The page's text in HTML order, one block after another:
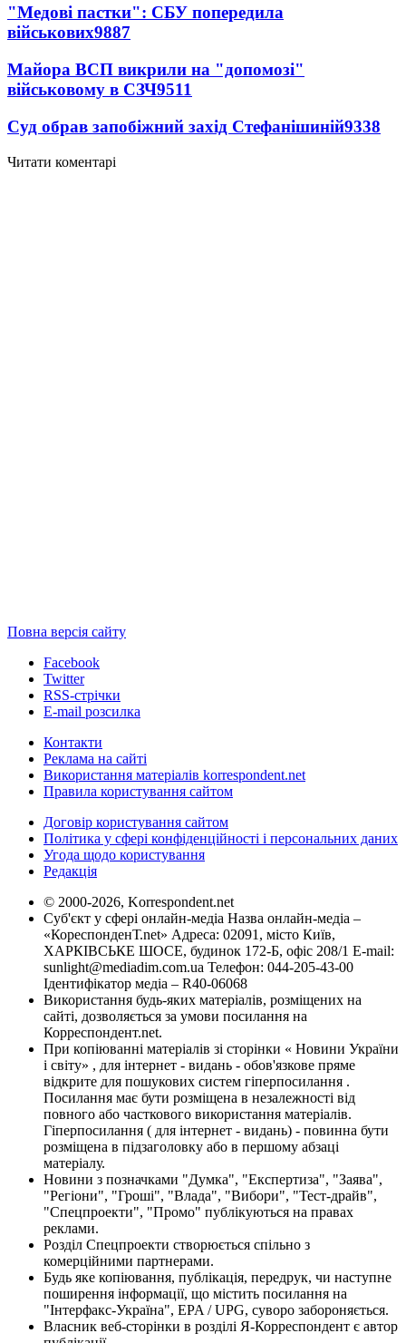
"Медові пастки": СБУ попередила
військових9887
Майора ВСП викрили на "допомозі"
військовому в СЗЧ9511
Суд обрав запобіжний захід Стефанішиній9338
Читати коментарі
Повна версія сайту
Facebook
Twitter
RSS-стрічки
E-mail розсилка
Контакти
Реклама на сайті
Використання матеріалів korrespondent.net
Правила користування сайтом
Договір користування сайтом
Політика у сфері конфіденційності і персональних даних
Угода щодо користування
Редакція
© 2000-2026, Korrespondent.net
Суб'єкт у сфері онлайн-медіа Назва онлайн-медіа –
«КореспонденТ.net» Адреса: 02091, місто Київ,
ХАРКІВСЬКЕ ШОСЕ, будинок 172-Б, офіс 208/1 E-mail:
sunlight@mediadim.com.ua Телефон: 044-205-43-00
Ідентифікатор медіа – R40-06068
Використання будь-яких матеріалів, розміщених на
сайті, дозволяється за умови посилання на
Корреспондент.net.
При копіюванні матеріалів зі сторінки « Новини України
і світу» , для інтернет - видань - обов'язкове пряме
відкрите для пошукових систем гіперпосилання .
Посилання має бути розміщена в незалежності від
повного або часткового використання матеріалів.
Гіперпосилання ( для інтернет - видань) - повинна бути
розміщена в підзаголовку або в першому абзаці
матеріалу.
Новини з позначками "Думка", "Експертиза", "Заява",
"Регіони", "Гроші", "Влада", "Вибори", "Тест-драйв",
"Спецпроекти", "Промо" публікуються на правах
реклами.
Розділ Спецпроекти створюється спільно з
комерційними партнерами.
Будь яке копіювання, публікація, передрук, чи наступне
поширення інформації, що містить посилання на
"Інтерфакс-Україна", EPA / UPG, суворо забороняється.
Власник веб-сторінки в розділі Я-Корреспондент є автор